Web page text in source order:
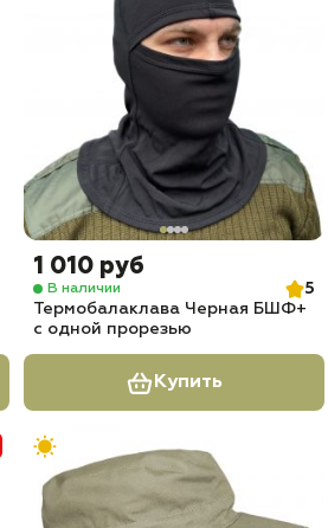
1 010 руб
В наличии
5
Термобалаклава Черная БШФ+
с одной прорезью
Купить